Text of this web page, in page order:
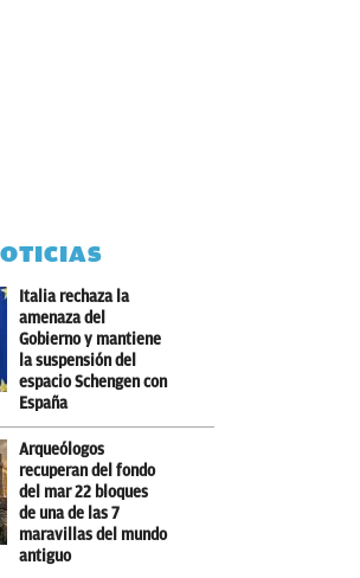
Italia rechaza la
amenaza del
Gobierno y mantiene
la suspensión del
espacio Schengen con
España
Arqueólogos
recuperan del fondo
del mar 22 bloques
de una de las 7
maravillas del mundo
antiguo